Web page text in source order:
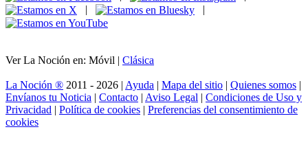
|
|
Ver La Noción en: Móvil | Clásica
La Noción ® 2011 - 2026 | Ayuda | Mapa del sitio | Quienes somos |
Envíanos tu Noticia | Contacto | Aviso Legal | Condiciones de Uso y
Privacidad | Política de cookies | Preferencias del consentimiento de
cookies